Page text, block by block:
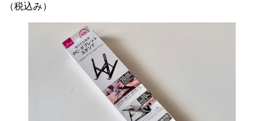
（税込み）